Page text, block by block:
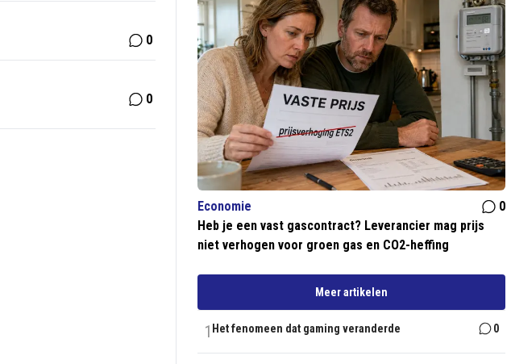
0
0
Economie
0
Heb je een vast gascontract? Leverancier mag prijs
niet verhogen voor groen gas en CO2-heffing
Meer artikelen
1 Het fenomeen dat gaming veranderde 0